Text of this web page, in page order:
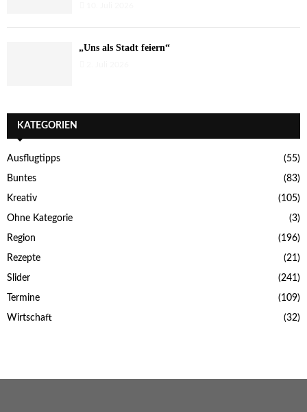
„Uns als Stadt feiern“
KATEGORIEN
Ausflugtipps (55)
Buntes (83)
Kreativ (105)
Ohne Kategorie (3)
Region (196)
Rezepte (21)
Slider (241)
Termine (109)
Wirtschaft (32)